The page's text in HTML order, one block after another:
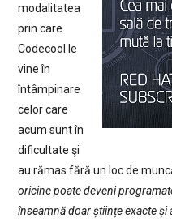
modalitatea
prin care
Codecool le
vine în
întâmpinare
celor care
acum sunt în
dificultate şi
au rămas fără un loc de
oricine poate deveni
înseamnă doar științe exacte